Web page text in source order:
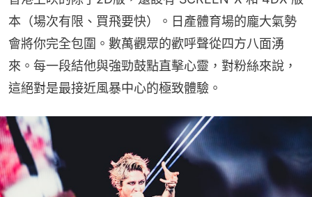
本（場次有限、買飛要快）。日產體育場的龐大氣勢
會將你完全包圍。數萬觀眾的歡呼聲從四方八面湧
來。每一段結他與強勁鼓點直擊心靈，對粉絲來說，
這絕對是最接近風暴中心的極致體驗。